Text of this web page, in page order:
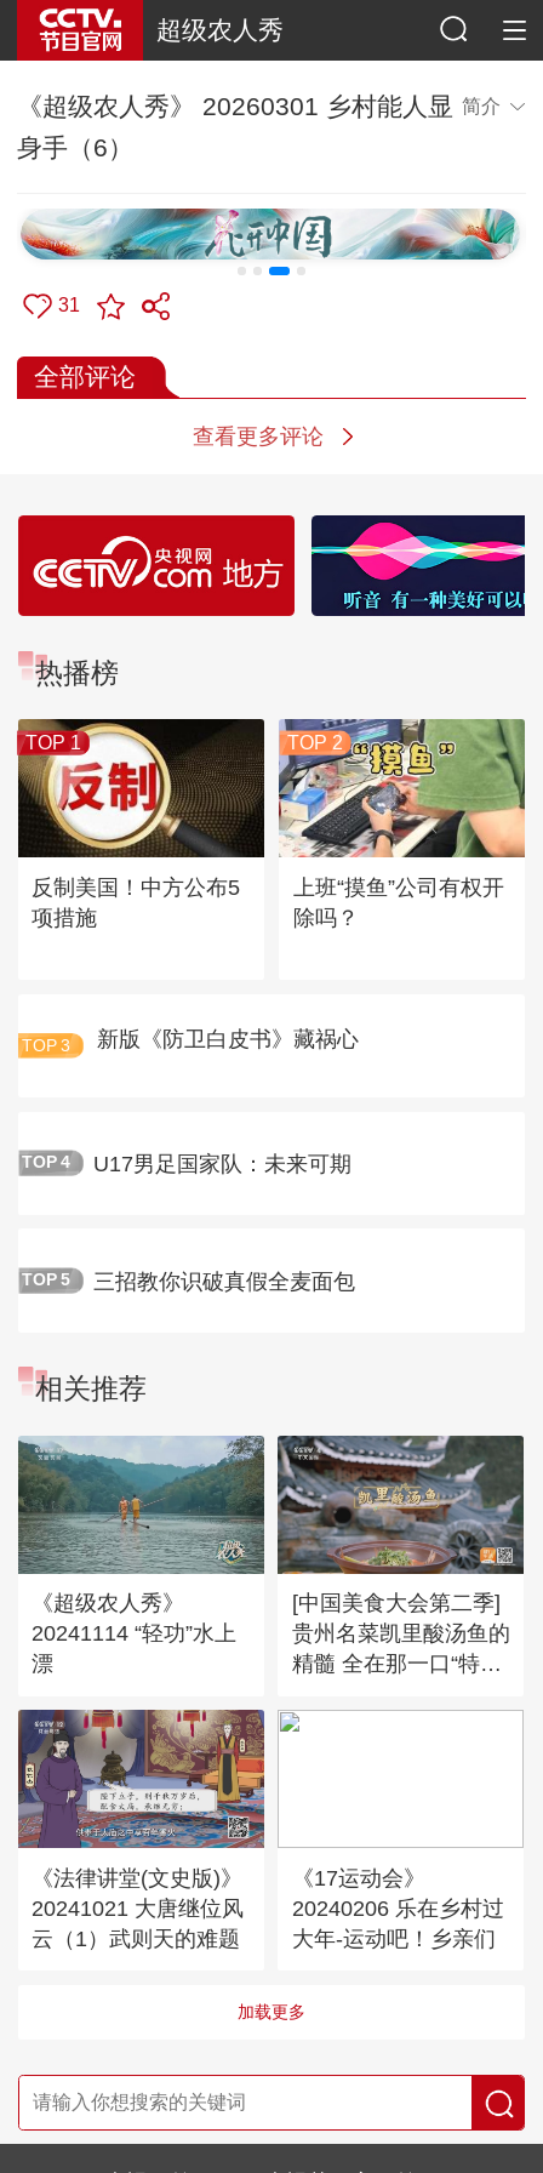
超级农人秀
《超级农人秀》 20260301 乡村能人显
身手（6）
简介
31
全部评论
查看更多评论
热播榜
TOP 1
反制美国！中方公布5
项措施
TOP 2
上班“摸鱼”公司有权开
除吗？
TOP 3 新版《防卫白皮书》藏祸心
TOP 4 U17男足国家队：未来可期
TOP 5 三招教你识破真假全麦面包
相关推荐
《超级农人秀》
20241114 “轻功”水上
漂
[中国美食大会第二季]
贵州名菜凯里酸汤鱼的
精髓 全在那一口“特
《法律讲堂(文史版)》
20241021 大唐继位风
云（1）武则天的难题
《17运动会》
20240206 乐在乡村过
大年-运动吧！乡亲们
加载更多